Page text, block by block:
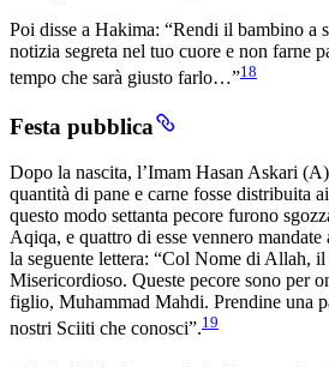
Poi disse a Hakima: “Rendi il bambino a
notizia segreta nel tuo cuore e non farne
tempo che sarà giusto farlo…”18
Festa pubblica
Dopo la nascita, l’Imam Hasan Askari
quantità di pane e carne fosse distribuita
questo modo settanta pecore furono
Aqiqa, e quattro di esse vennero
la seguente lettera: “Col Nome di Allah,
Misericordioso. Queste pecore sono per
figlio, Muhammad Mahdi. Prendine una
nostri Sciiti che conosci”.19